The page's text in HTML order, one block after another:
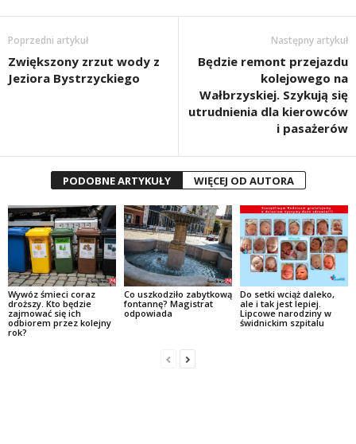
Poprzedni artykuł
Zwiększony zrzut wody z
Jeziora Bystrzyckiego
Następny artykuł
Będzie remont przejazdu
kolejowego na
Wałbrzyskiej. Szykują się
utrudnienia dla kierowców
i pasażerów
PODOBNE ARTYKUŁY WIĘCEJ OD AUTORA
Wywóz śmieci coraz
droższy. Kto będzie
zajmować się ich
odbiorem przez kolejny
rok?
Co uszkodziło zabytkową
fontannę? Magistrat
odpowiada
Do setki wciąż daleko,
ale i tak jest lepiej.
Lipcowe narodziny w
świdnickim szpitalu